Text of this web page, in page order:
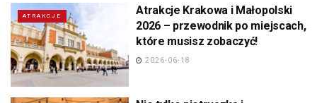
ATRAKCJE
Atrakcje Krakowa i Małopolski
2026 – przewodnik po miejscach,
które musisz zobaczyć!
2026-06-18